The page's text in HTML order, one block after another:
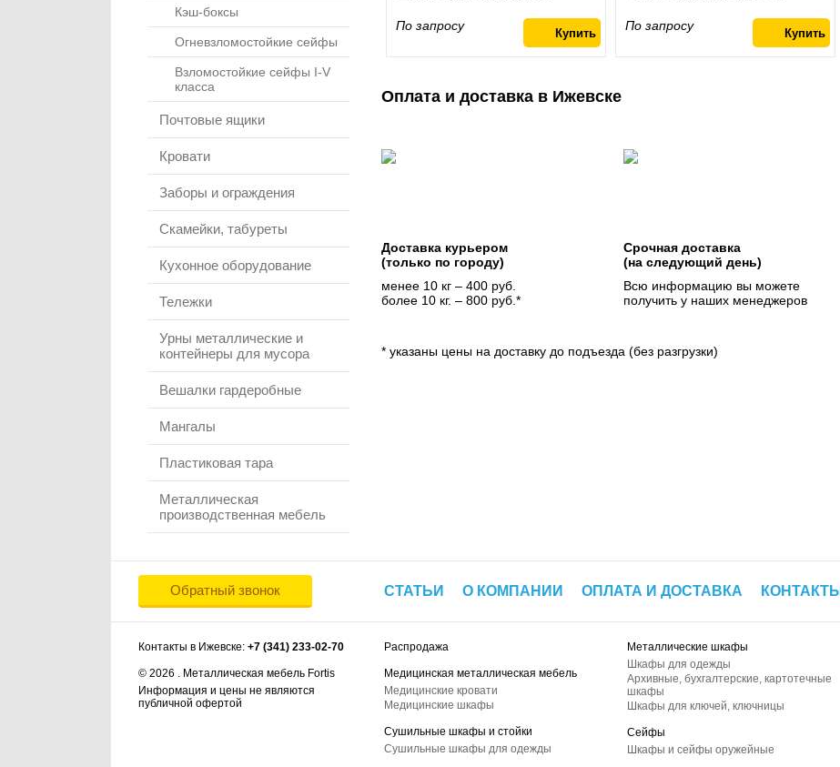
Кэш-боксы
Огневзломостойкие сейфы
Взломостойкие сейфы I-V
класса
Почтовые ящики
Кровати
Заборы и ограждения
Скамейки, табуреты
Кухонное оборудование
Тележки
Урны металлические и
контейнеры для мусора
Вешалки гардеробные
Мангалы
Пластиковая тара
Металлическая
производственная мебель
По запросу По запросу
Оплата и доставка в Ижевске
Доставка курьером
(только по городу)
менее 10 кг – 400 руб.
более 10 кг. – 800 руб.*
Срочная доставка
(на следующий день)
Всю информацию вы можете
получить у наших менеджеров
* указаны цены на доставку до подъезда (без разгрузки)
Обратный звонок СТАТЬИ О КОМПАНИИ ОПЛАТА И ДОСТАВКА КОНТАКТЫ
Контакты в Ижевске: +7 (341) 233-02-70
© 2026 . Металлическая мебель Fortis
Информация и цены не являются
публичной офертой
Распродажа
Медицинская металлическая мебель
Медицинские кровати
Медицинские шкафы
Сушильные шкафы и стойки
Сушильные шкафы для одежды
Металлические шкафы
Шкафы для одежды
Архивные, бухгалтерские, картотечные
шкафы
Шкафы для ключей, ключницы
Сейфы
Шкафы и сейфы оружейные